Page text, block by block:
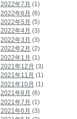
2022年7月 (1)
2022年6月 (6)
2022年5月 (5)
2022年4月 (3)
2022年3月 (3)
2022年2月 (2)
2022年1月 (1)
2021年12月 (3)
2021年11月 (1)
2021年10月 (1)
2021年8月 (6)
2021年7月 (1)
2021年6月 (3)